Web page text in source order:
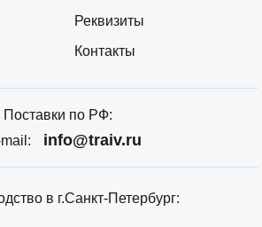
Реквизиты
Контакты
Поставки по РФ:
info@traiv.ru
в г.Санкт-Петербург: